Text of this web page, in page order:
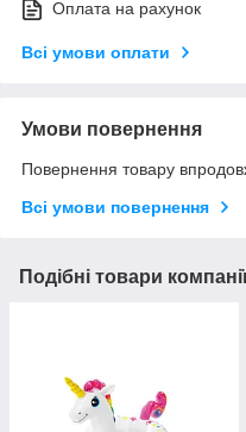
Оплата на рахунок
Всі умови оплати
Умови повернення
Повернення товару
Всі умови повернення
Подібні товари